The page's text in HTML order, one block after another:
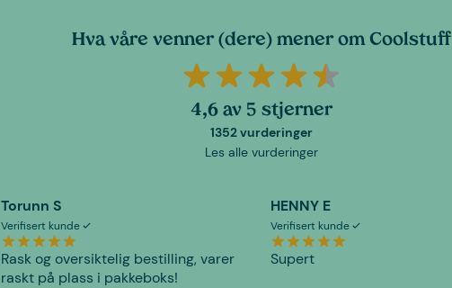
Hva våre venner (dere) mener om Coolstuff
4,6 av 5 stjerner
1352 vurderinger
Les alle vurderinger
Torunn S
Verifisert kunde
Rask og oversiktelig bestilling, varer
raskt på plass i pakkeboks!
HENNY E
Verifisert kunde
Supert